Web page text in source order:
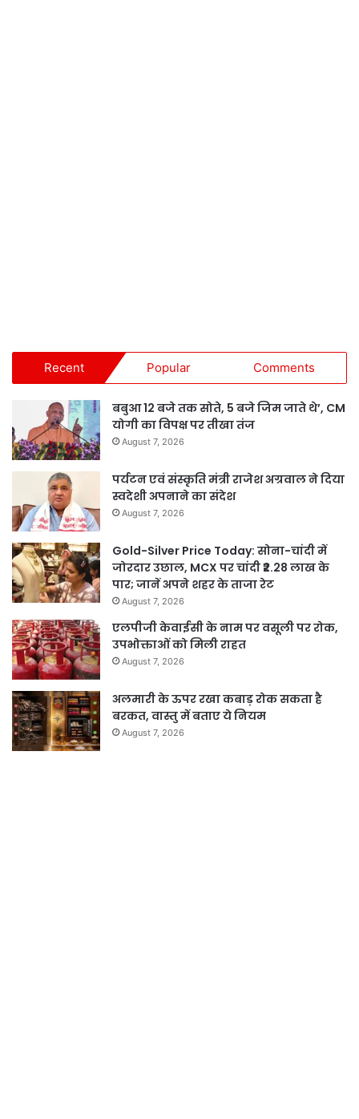
Recent Popular Comments
बबुआ 12 बजे तक सोते, 5 बजे जिम जाते थे’, CM
योगी का विपक्ष पर तीखा तंज
August 7, 2026
पर्यटन एवं संस्कृति मंत्री राजेश अग्रवाल ने दिया
स्वदेशी अपनाने का संदेश
August 7, 2026
Gold-Silver Price Today: सोना-चांदी में
जोरदार उछाल, MCX पर चांदी ₹2.28 लाख के
पार; जानें अपने शहर के ताजा रेट
August 7, 2026
एलपीजी केवाईसी के नाम पर वसूली पर रोक,
उपभोक्ताओं को मिली राहत
August 7, 2026
अलमारी के ऊपर रखा कबाड़ रोक सकता है
बरकत, वास्तु में बताए ये नियम
August 7, 2026